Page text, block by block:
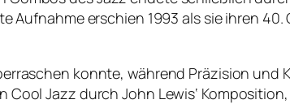
Aufnahme erschien 1993 als sie ihren
konnte, während Präzision und
Jazz durch John Lewis‘